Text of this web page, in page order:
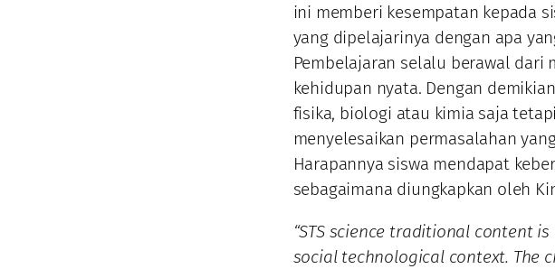
ini memberi kesempatan kepada
yang dipelajarinya dengan apa
Pembelajaran selalu berawal dari
kehidupan nyata. Dengan
fisika, biologi atau kimia saja
menyelesaikan permasalahan
Harapannya siswa mendapat
sebagaimana diungkapkan oleh
“STS science traditional content
social technological context. The